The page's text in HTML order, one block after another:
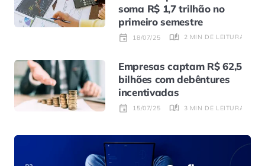
soma R$ 1,7 trilhão no
primeiro semestre
18/07/25 2 MIN DE LEITURA
Empresas captam R$ 62,5
bilhões com debêntures
incentivadas
15/07/25 3 MIN DE LEITURA